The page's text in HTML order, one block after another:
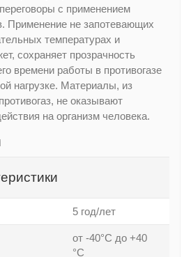
с применением
Применение не запотевающих
температурах и
сохраняет прозрачность
времени работы в противогазе
нагрузке. Материалы, из
не оказывают
на организм человека.
5 год/лет
от -40°С до +40
°С